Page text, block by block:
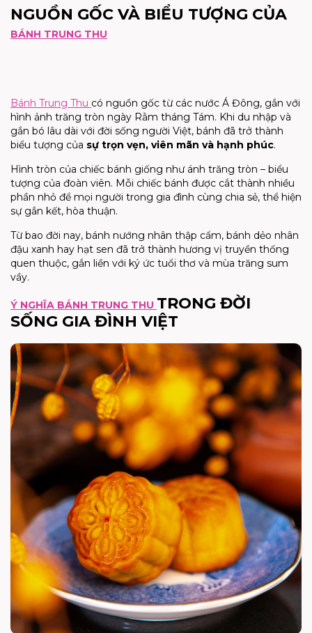
NGUỒN GỐC VÀ BIỂU TƯỢNG CỦA
BÁNH TRUNG THU
Bánh Trung Thu có nguồn gốc từ các nước Á Đông, gắn với
hình ảnh trăng tròn ngày Rằm tháng Tám. Khi du nhập và
gắn bó lâu dài với đời sống người Việt, bánh đã trở thành
biểu tượng của sự trọn vẹn, viên mãn và hạnh phúc.
Hình tròn của chiếc bánh giống như ánh trăng tròn – biểu
tượng của đoàn viên. Mỗi chiếc bánh được cắt thành nhiều
phần nhỏ để mọi người trong gia đình cùng chia sẻ, thể hiện
sự gắn kết, hòa thuận.
Từ bao đời nay, bánh nướng nhân thập cẩm, bánh dẻo nhân
đậu xanh hay hạt sen đã trở thành hương vị truyền thống
quen thuộc, gắn liền với ký ức tuổi thơ và mùa trăng sum
vầy.
Ý NGHĨA BÁNH TRUNG THU TRONG ĐỜI
SỐNG GIA ĐÌNH VIỆT